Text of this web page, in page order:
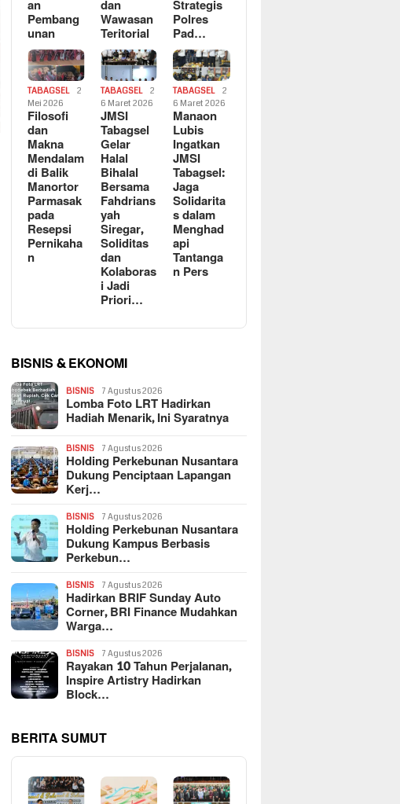
an
Pembang
unan
dan
Wawasan
Teritorial
Strategis
Polres
Pad…
TABAGSEL
2
Mei 2026
Filosofi
dan
Makna
Mendalam
di Balik
Manortor
Parmasak
pada
Resepsi
Pernikaha
n
TABAGSEL
2
6 Maret 2026
JMSI
Tabagsel
Gelar
Halal
Bihalal
Bersama
Fahdrians
yah
Siregar,
Soliditas
dan
Kolaboras
i Jadi
Priori…
TABAGSEL
2
6 Maret 2026
Manaon
Lubis
Ingatkan
JMSI
Tabagsel:
Jaga
Solidarita
s dalam
Menghad
api
Tantanga
n Pers
BISNIS & EKONOMI
BISNIS 7 Agustus 2026
Lomba Foto LRT Hadirkan
Hadiah Menarik, Ini Syaratnya
BISNIS 7 Agustus 2026
Holding Perkebunan Nusantara
Dukung Penciptaan Lapangan
Kerj…
BISNIS 7 Agustus 2026
Holding Perkebunan Nusantara
Dukung Kampus Berbasis
Perkebun…
BISNIS 7 Agustus 2026
Hadirkan BRIF Sunday Auto
Corner, BRI Finance Mudahkan
Warga…
BISNIS 7 Agustus 2026
Rayakan 10 Tahun Perjalanan,
Inspire Artistry Hadirkan
Block…
BERITA SUMUT